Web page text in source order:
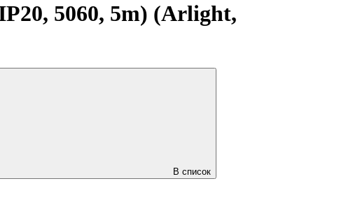
5060, 5m) (Arlight,
В список